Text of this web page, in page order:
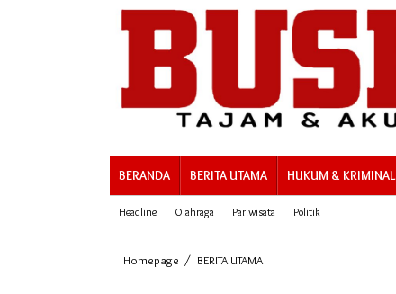
BERANDA BERITA UTAMA HUKUM & KRIMINAL
Headline Olahraga Pariwisata Politik
Homepage / BERITA UTAMAForkopimcam